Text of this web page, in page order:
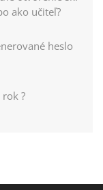
ako učiteľ?
heslo
?